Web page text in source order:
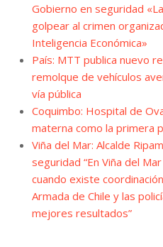
Gobierno en seguridad
golpear al crimen
Inteligencia Económica»
País: MTT publica nuevo
remolque de vehículos
vía pública
Coquimbo: Hospital de
materna como la primera
Viña del Mar: Alcalde
seguridad “En Viña del
cuando existe
Armada de Chile y las
mejores resultados”